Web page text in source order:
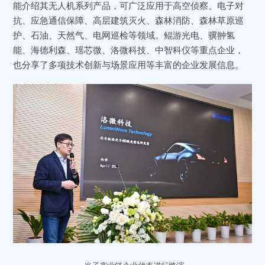
能介绍其无人机系列产品，可广泛应用于高空侦察、电子对
抗、应急通信保障、高层建筑灭火、森林消防、森林草原巡
护、石油、天然气、电网巡检等领域。鲲游光电、骥翀氢
能、海德利森、瑶芯微、洛微科技、中智科仪等重点企业，
也分享了多项技术创新与场景应用等丰富的企业发展信息。